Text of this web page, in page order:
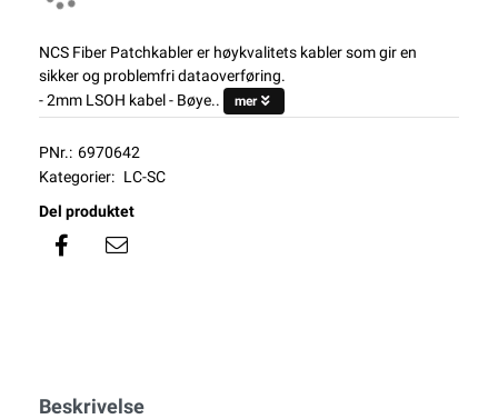
NCS Fiber Patchkabler er høykvalitets kabler som gir en
sikker og problemfri dataoverføring.
- 2mm LSOH kabel - Bøye..
mer
PNr.: 6970642
Kategorier: LC-SC
Del produktet
Beskrivelse